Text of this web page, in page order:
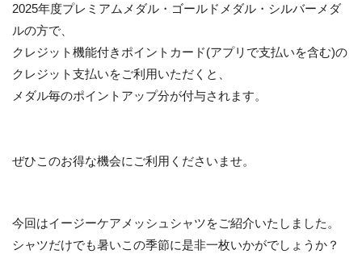
2025年度プレミアムメダル・ゴールドメダル・シルバーメダ
ルの方で、
クレジット機能付きポイントカード(アプリで支払いを含む)の
クレジット支払いをご利用いただくと、
メダル毎のポイントアップ分が付与されます。
ぜひこのお得な機会にご利用くださいませ。
今回はイージーケアメッシュシャツをご紹介いたしました。
シャツだけでも暑いこの季節に是非一枚いかがでしょうか？